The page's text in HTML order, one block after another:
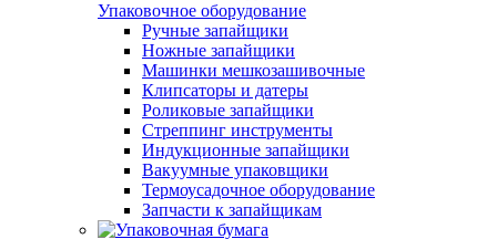
Упаковочное оборудование
Ручные запайщики
Ножные запайщики
Машинки мешкозашивочные
Клипсаторы и датеры
Роликовые запайщики
Стреппинг инструменты
Индукционные запайщики
Вакуумные упаковщики
Термоусадочное оборудование
Запчасти к запайщикам